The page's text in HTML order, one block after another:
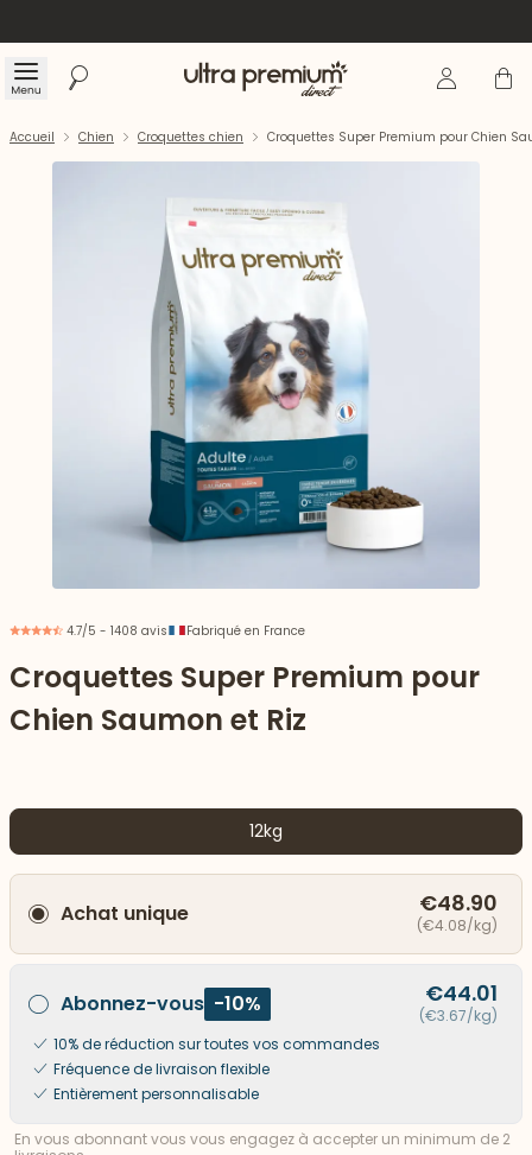
Menu Rechercher Accueil Se Panier
vers le bas
Accueil Chien Croquettes chien Croquettes Super Premium pour Chien
4.7/5 - 1408 avis Fabriqué en France
Croquettes Super Premium pour
Chien Saumon et Riz
12kg
Achat unique €48.90
(€4.08/kg)
Abonnez-vous -10% €44.01
(€3.67/kg)
10% de réduction sur toutes vos commandes
Fréquence de livraison flexible
Entièrement personnalisable
En vous abonnant vous vous engagez à accepter un minimum de 2